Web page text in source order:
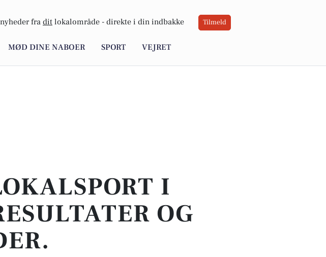
fra dit lokalområde - direkte i din indbakke Tilmeld
MØD DINE NABOER SPORT VEJRET
I
OG